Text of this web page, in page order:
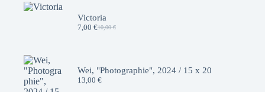
10,00 €.
7,00 €.
Victoria
10,00€
Le
10,00 €.
7,00 €Le
7,00 €.
Wei, "Photographie", 2024 / 15 x 20
13,00 €